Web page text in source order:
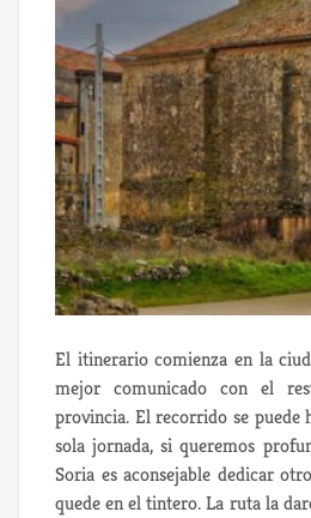
El itinerario comienza en la
mejor comunicado con el
provincia. El recorrido se puede
sola jornada, si queremos
Soria es aconsejable dedicar
quede en el tintero. La ruta la